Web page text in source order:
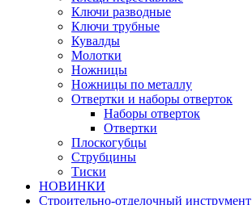
Ключи разводные
Ключи трубные
Кувалды
Молотки
Ножницы
Ножницы по металлу
Отвертки и наборы отверток
Наборы отверток
Отвертки
Плоскогубцы
Струбцины
Тиски
НОВИНКИ
Строительно-отделочный инструмент